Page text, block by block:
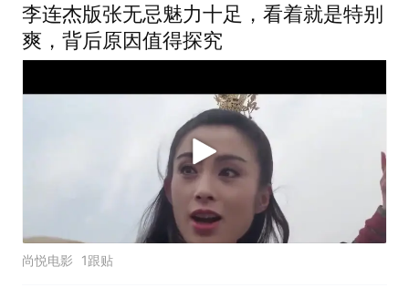
李连杰版张无忌魅力十足，看着就是特别
爽，背后原因值得探究
尚悦电影 1跟贴